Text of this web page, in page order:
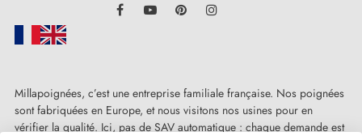
FacebookYouTube Pinterest
Millapoignées, c’est une entreprise familiale française. Nos poignées
sont fabriquées en Europe, et nous visitons nos usines pour en
vérifier la qualité. Ici, pas de SAV automatique : chaque demande est